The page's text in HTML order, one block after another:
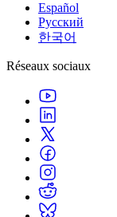
Español
Русский
한국어
Réseaux sociaux